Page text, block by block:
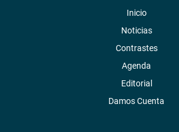
Inicio
Noticias
Contrastes
Agenda
Editorial
Damos Cuenta